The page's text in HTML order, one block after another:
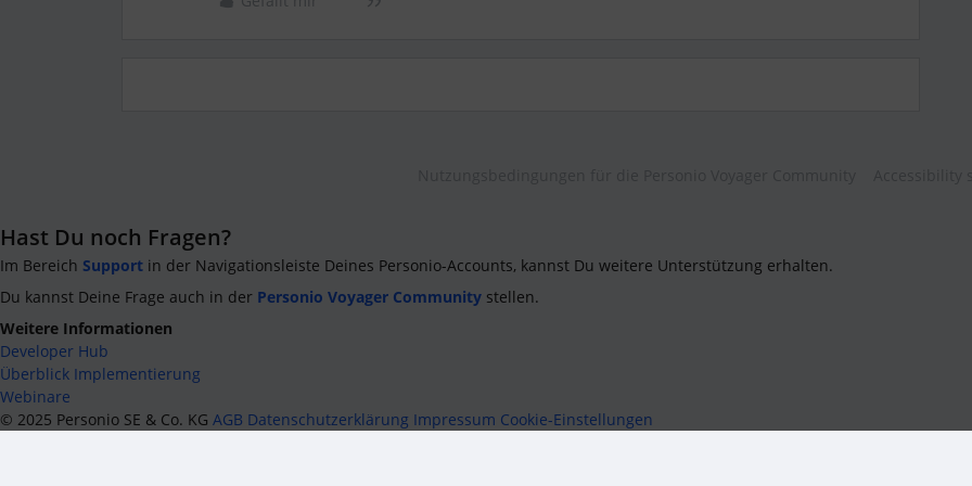
Hast Du noch Fragen?
Im Bereich Support in der Navigationsleiste Deines Personio-Accounts, kannst Du weitere Unterstützung erhalten.
Du kannst Deine Frage auch in der Personio Voyager Community stellen.
Weitere Informationen
Developer Hub
Überblick Implementierung
Webinare
© 2025 Personio SE & Co. KG AGB Datenschutzerklärung Impressum Cookie-Einstellungen